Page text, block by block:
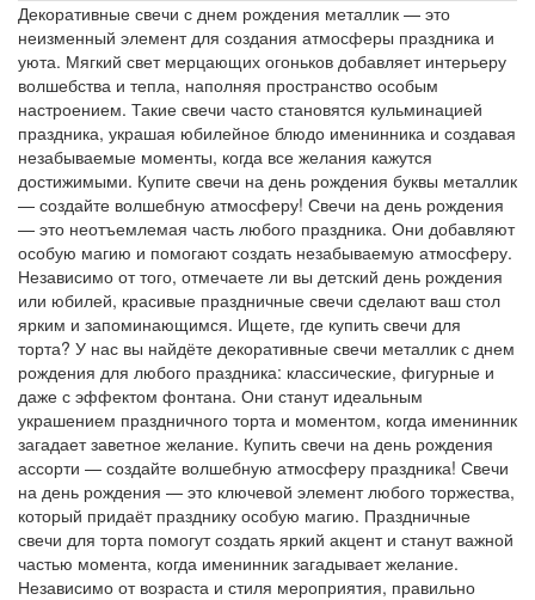
Декоративные свечи с днем рождения металлик — это
неизменный элемент для создания атмосферы праздника и
уюта. Мягкий свет мерцающих огоньков добавляет интерьеру
волшебства и тепла, наполняя пространство особым
настроением. Такие свечи часто становятся кульминацией
праздника, украшая юбилейное блюдо именинника и создавая
незабываемые моменты, когда все желания кажутся
достижимыми. Купите свечи на день рождения буквы металлик
— создайте волшебную атмосферу! Свечи на день рождения
— это неотъемлемая часть любого праздника. Они добавляют
особую магию и помогают создать незабываемую атмосферу.
Независимо от того, отмечаете ли вы детский день рождения
или юбилей, красивые праздничные свечи сделают ваш стол
ярким и запоминающимся. Ищете, где купить свечи для
торта? У нас вы найдёте декоративные свечи металлик с днем
рождения для любого праздника: классические, фигурные и
даже с эффектом фонтана. Они станут идеальным
украшением праздничного торта и моментом, когда именинник
загадает заветное желание. Купить свечи на день рождения
ассорти — создайте волшебную атмосферу праздника! Свечи
на день рождения — это ключевой элемент любого торжества,
который придаёт празднику особую магию. Праздничные
свечи для торта помогут создать яркий акцент и станут важной
частью момента, когда именинник загадывает желание.
Независимо от возраста и стиля мероприятия, правильно